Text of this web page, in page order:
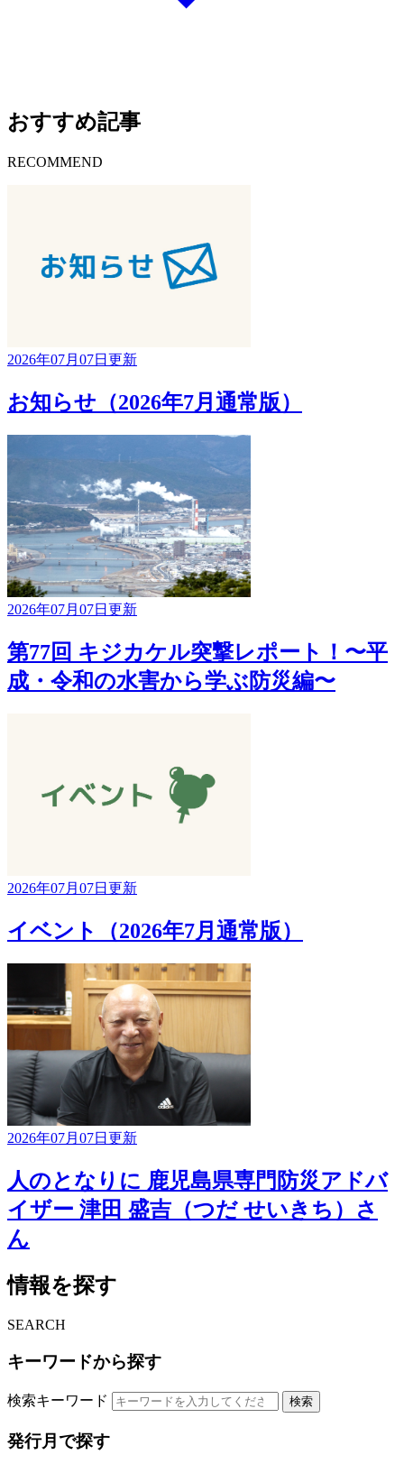
おすすめ記事
RECOMMEND
2026年07月07日更新
お知らせ（2026年7月通常版）
2026年07月07日更新
第77回 キジカケル突撃レポート！〜平
成・令和の水害から学ぶ防災編〜
2026年07月07日更新
イベント（2026年7月通常版）
2026年07月07日更新
人のとなりに 鹿児島県専門防災アドバ
イザー 津田 盛吉（つだ せいきち）さ
ん
情報を探す
SEARCH
キーワードから探す
検索キーワード 検索
発行月で探す